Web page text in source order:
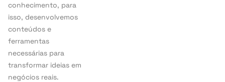
conhecimento, para
isso, desenvolvemos
conteúdos e
ferramentas
necessárias para
transformar ideias em
negócios reais.